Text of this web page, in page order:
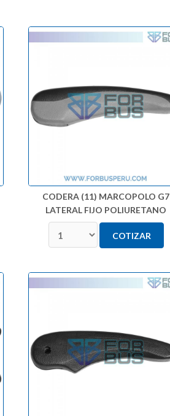
CODERA (11) MARCOPOLO G7
LATERAL FIJO POLIURETANO
COTIZAR